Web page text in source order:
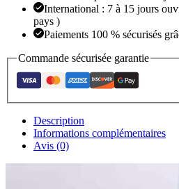
International : 7 à 15 jours
pays )
Paiements 100 % sécurisés
Commande sécurisée garantie
Description
Informations complémentaires
Avis (0)